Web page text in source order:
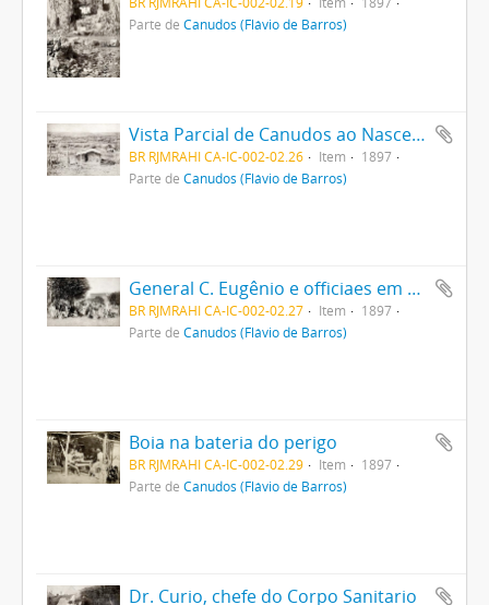
Parte de Canudos (Flávio de Barros)
Vista Parcial de Canudos ao Nascente e ao Sul
BR RJMRAHI CA-IC-002-02.26 Item
1897
Parte de Canudos (Flávio de Barros)
General C. Eugênio e officiaes em Queimadas
BR RJMRAHI CA-IC-002-02.27 Item
1897
Parte de Canudos (Flávio de Barros)
Boia na bateria do perigo
BR RJMRAHI CA-IC-002-02.29 Item
1897
Parte de Canudos (Flávio de Barros)
Dr. Curio, chefe do Corpo Sanitario